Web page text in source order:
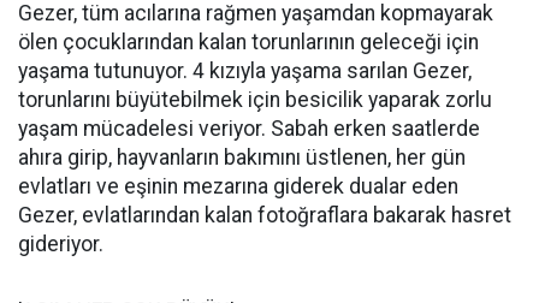
Gezer, tüm acılarına rağmen yaşamdan kopmayarak
ölen çocuklarından kalan torunlarının geleceği için
yaşama tutunuyor. 4 kızıyla yaşama sarılan Gezer,
torunlarını büyütebilmek için besicilik yaparak zorlu
yaşam mücadelesi veriyor. Sabah erken saatlerde
ahıra girip, hayvanların bakımını üstlenen, her gün
evlatları ve eşinin mezarına giderek dualar eden
Gezer, evlatlarından kalan fotoğraflara bakarak hasret
gideriyor.